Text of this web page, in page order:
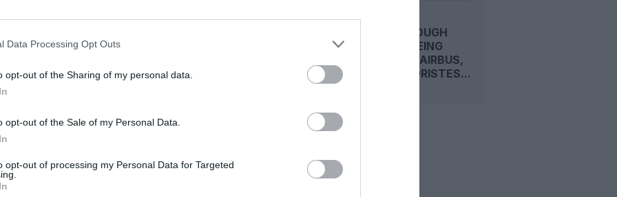
Data Processing Opt Outs
opt-out of the Sharing of my personal data.
opt-out of the Sale of my Personal Data.
opt-out of processing my Personal Data for Targeted
A321neo dont 8 LR et 11 Boeing 787-9. Cette
sur des monocouloirs modernes pour
tout en conservant une capacité long-
majeure
un contexte de reprise après une période de
dû suspendre une partie de ses opérations
régionales liées au conflit avec l’Iran. La
ses opérations à Dammam, en Arabie saoudite,
le 1er juin 2026.« Nous sommes désormais de
»,
FARNBOROUGH
2026 : BOEING
DEVANCE AIRBUS,
LES MOTORISTES...